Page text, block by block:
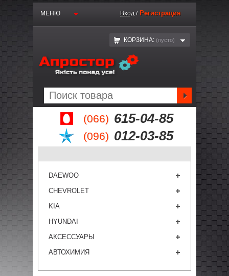
(066) 615-04-85
(096) 012-03-85
МЕНЮ Вход / Регистрация
КОРЗИНА: (пустo)
DAEWOO
CHEVROLET
KIA
HYUNDAI
АКСЕССУАРЫ
АВТОХИМИЯ